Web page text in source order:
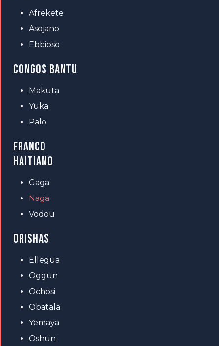
Afrekete
Asojano
Ebbioso
CONGOS BANTU
Makuta
Yuka
Palo
FRANCO
HAITIANO
Gaga
Naga
Vodou
ORISHAS
Ellegua
Oggun
Ochosi
Obatala
Yemaya
Oshun